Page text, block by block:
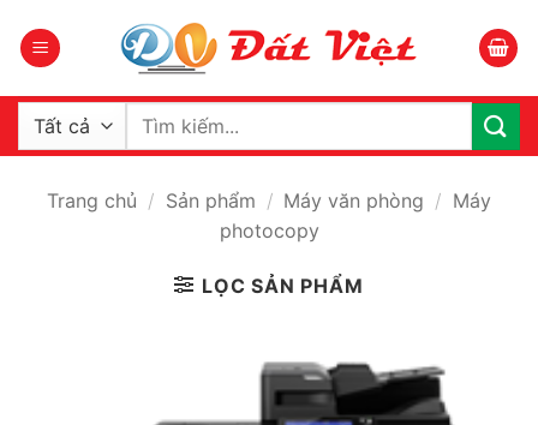
qua
dung
Tìm
Trang chủ / Sản phẩm / Máy văn phòng / Máy
photocopy
LỌC SẢN PHẨM